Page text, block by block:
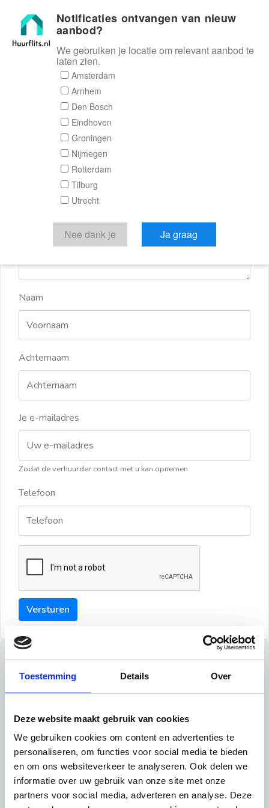
Toestemming Details Over
Deze website maakt gebruik van cookies
We gebruiken cookies om content en advertenties te
personaliseren, om functies voor social media te bieden
en om ons websiteverkeer te analyseren. Ook delen we
informatie over uw gebruik van onze site met onze
partners voor social media, adverteren en analyse. Deze
Huurflits
Reactieformulier
Huurflits
Verstuur je bericht
Door een bericht te sturen kom je in contact met de
aanbieder of makelaar van de woning.
Naam
Achternaam
Je e-mailadres
Zodat de verhuurder contact met u kan opnemen
Telefoon
Versturen
Tips
Tip 1:
Schrijf een duidelijke introductie en geef de volgende
informatie mee:
Ben je student, werkachtig of werkzoekend
Notificaties ontvangen van nieuw
aanbod?
We gebruiken je locatie om relevant aanbod te
laten zien.
Amsterdam
Arnhem
Den Bosch
Eindhoven
Groningen
Nijmegen
Rotterdam
Tilburg
Utrecht
Nee dank je Ja graag